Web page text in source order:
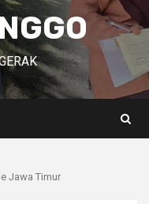
Jawa Timur